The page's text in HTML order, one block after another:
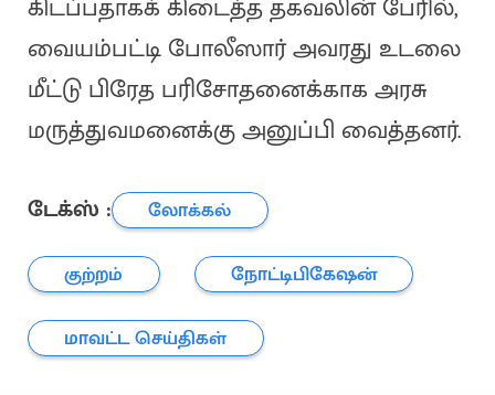
கிடப்பதாகக் கிடைத்த தகவலின் பேரில்,
வையம்பட்டி போலீஸார் அவரது உடலை
மீட்டு பிரேத பரிசோதனைக்காக அரசு
மருத்துவமனைக்கு அனுப்பி வைத்தனர்.
டேக்ஸ் :
லோக்கல்
குற்றம்
நோட்டிபிகேஷன்
மாவட்ட செய்திகள்